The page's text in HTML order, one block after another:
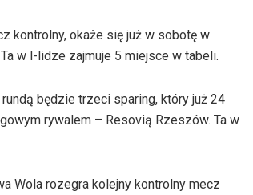
kontrolny, okaże się już w sobotę w
w l-lidze zajmuje 5 miejsce w tabeli.
będzie trzeci sparing, który już 24
rywalem – Resovią Rzeszów. Ta w
Wola rozegra kolejny kontrolny mecz